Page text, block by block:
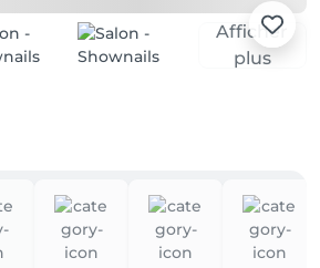
Afficher
plus